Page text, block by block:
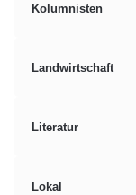
Kolumnisten
Landwirtschaft
Literatur
Lokal